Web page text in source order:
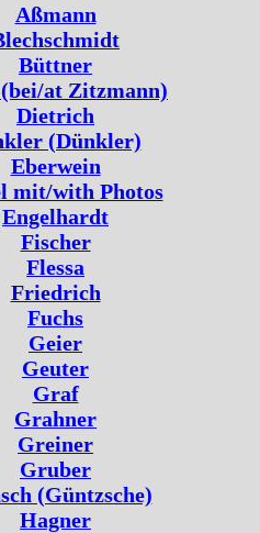
Aßmann
Büttner
at Zitzmann)
Dietrich
(Dünkler)
Eberwein
mit/with Photos
Engelhardt
Fischer
Flessa
Friedrich
Fuchs
Geier
Geuter
Graf
Grahner
Greiner
Gruber
(Güntzsche)
Hagner